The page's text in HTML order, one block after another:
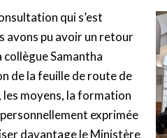
qui s’est
avons pu avoir un retour
Samantha
de la feuille de route de
moyens, la formation
exprimée
davantage le Ministère